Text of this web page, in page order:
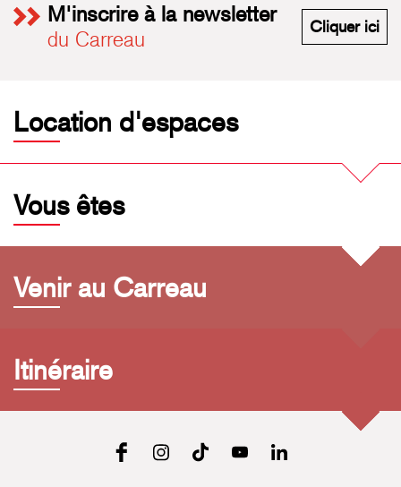
M'inscrire à la newsletter
du Carreau
Cliquer ici
Location d'espaces
Vous êtes
Venir au Carreau
Itinéraire